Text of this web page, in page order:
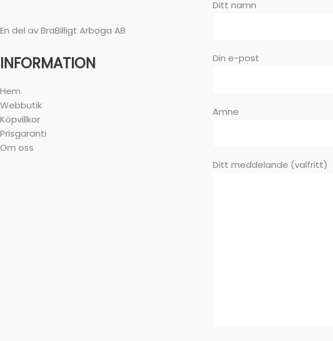
En del av BraBilligt Arboga AB
INFORMATION
Hem
Webbutik
Köpvillkor
Prisgaranti
Om oss
Ditt namn
Din e-post
Ämne
Ditt meddelande (valfritt)